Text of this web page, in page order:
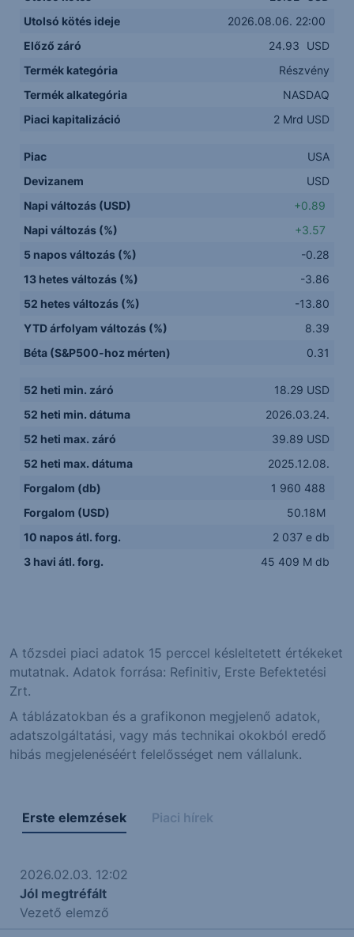
Utolsó kötés ideje
2026.08.06. 22:00
Előző záró
24.93
USD
Termék kategória
Részvény
Termék alkategória
NASDAQ
Piaci kapitalizáció
2 Mrd USD
Piac
USA
Devizanem
USD
Napi változás (USD)
+0.89
Napi változás (%)
+3.57
5 napos változás (%)
-0.28
13 hetes változás (%)
-3.86
52 hetes változás (%)
-13.80
YTD árfolyam változás (%)
8.39
Béta (S&P500-hoz mérten)
0.31
52 heti min. záró
18.29 USD
52 heti min. dátuma
2026.03.24.
52 heti max. záró
39.89 USD
52 heti max. dátuma
2025.12.08.
Forgalom (db)
1 960 488
Forgalom (USD)
50.18M
10 napos átl. forg.
2 037 e db
3 havi átl. forg.
45 409 M db
A tőzsdei piaci adatok 15 perccel késleltetett értékeket
mutatnak. Adatok forrása: Refinitiv, Erste Befektetési
Zrt.
A táblázatokban és a grafikonon megjelenő adatok,
adatszolgáltatási, vagy más technikai okokból eredő
hibás megjelenéséért felelősséget nem vállalunk.
Erste elemzések Piaci hírek
2026.02.03. 12:02
Jól megtréfált
Vezető elemző